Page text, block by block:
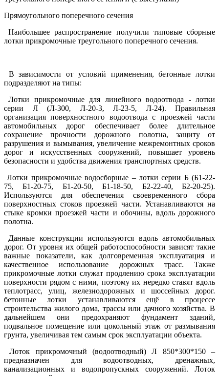
Прямоугольного поперечного сечения
Наибольшее распространение получили типовые сборные
лотки прикромочные треугольного поперечного сечения.
В зависимости от условий применения, бетонные лотки
подразделяют на типы:
Лотки прикромочные для линейного водоотвода - лотки
серии Л (Л-300, Л-20-3, Л-23-5, Л-24). Правильная
организация поверхностного водоотвода с проезжей части
автомобильных дорог обеспечивает более длительное
сохранение прочности дорожного полотна, защиту от
разрушения и вымывания, увеличение межремонтных сроков
дорог и искусственных сооружений, повышает уровень
безопасности и удобства движения транспортных средств.
Лотки прикромочные водосборные – лотки серии Б (Б1-22-
75, Б1-20-75, Б1-20-50, Б1-18-50, Б2-22-40, Б2-20-25).
Используются для обеспечения своевременного сбора
поверхностных стоков проезжей части. Устанавливаются на
стыке кромки проезжей части и обочины, вдоль дорожного
полотна.
Данные конструкции используются вдоль автомобильных
дорог. От уровня их общей работоспособности зависят такие
важные показатели, как долговременная эксплуатация и
качественное использование дорожных трасс. Также
прикромочные лотки служат продлению срока эксплуатации
поверхности рядом с ними, поэтому их нередко ставят вдоль
теплотрасс, улиц, железнодорожных и шоссейных дорог.
бетонные лотки устанавливаются ещё в процессе
строительства жилого дома, трассы или дачного хозяйства. В
дальнейшем они предохраняют фундамент зданий,
подвальное помещение или цокольный этаж от размывания
грунта, увеличивая тем самым срок эксплуатации объекта.
Лоток прикромочный (водоотводный) Л 850*300*150 –
предназначен для водоотводных, дренажных,
канализационных и водопропускных сооружений. Лоток